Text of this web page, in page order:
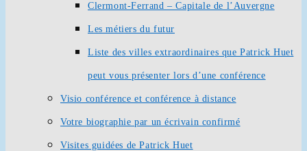
Clermont-Ferrand – Capitale de l’Auvergne
Les métiers du futur
Liste des villes extraordinaires que Patrick Huet
peut vous présenter lors d’une conférence
Visio conférence et conférence à distance
Votre biographie par un écrivain confirmé
Visites guidées de Patrick Huet